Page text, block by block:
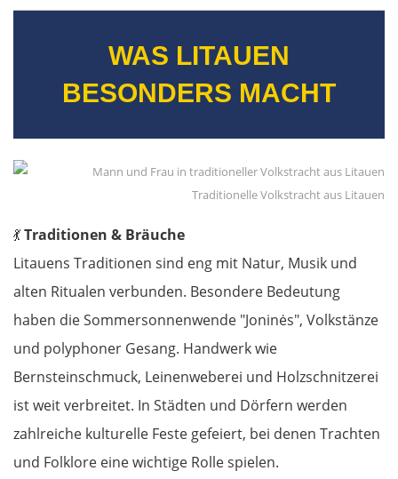
WAS LITAUEN
BESONDERS MACHT
Traditionelle Volkstracht aus Litauen
💃Traditionen & Bräuche
Litauens Traditionen sind eng mit Natur, Musik und
alten Ritualen verbunden. Besondere Bedeutung
haben die Sommersonnenwende "Joninės", Volkstänze
und polyphoner Gesang. Handwerk wie
Bernsteinschmuck, Leinenweberei und Holzschnitzerei
ist weit verbreitet. In Städten und Dörfern werden
zahlreiche kulturelle Feste gefeiert, bei denen Trachten
und Folklore eine wichtige Rolle spielen.